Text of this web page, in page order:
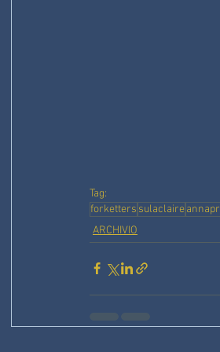
Tag:
forketters sulaclaire
ARCHIVIO